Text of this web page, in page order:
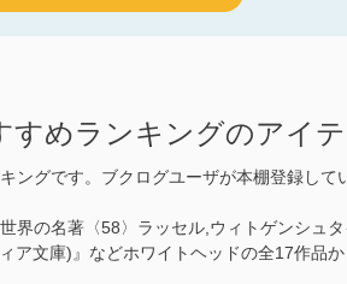
すめランキングのアイ
ングです。ブクログユーザが本棚登録して
界の名著〈58〉ラッセル,ウィトゲンシュ
ア文庫)』などホワイトヘッドの全17作品